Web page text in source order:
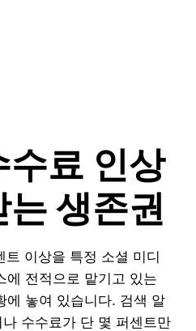
수료 인상
생존권
이상을 특정 소셜 미디
에 전적으로 맡기고 있는
에 놓여 있습니다. 검색 알
수수료가 단 몇 퍼센트만